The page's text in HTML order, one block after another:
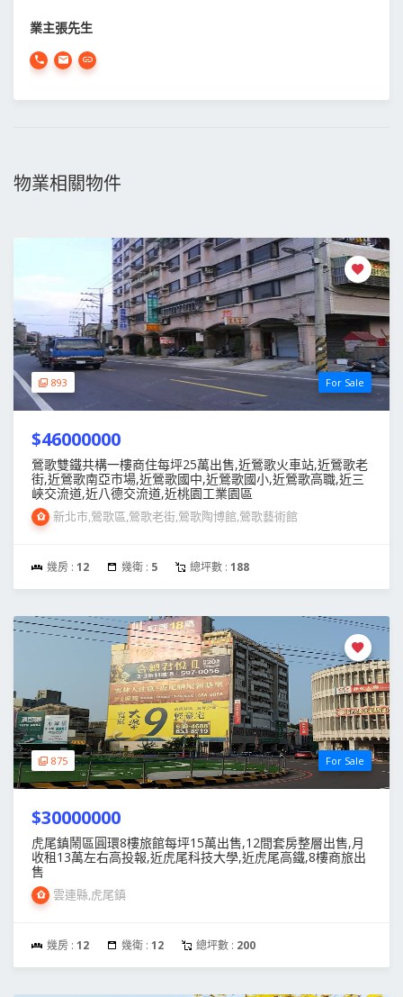
業主張先生
物業相關物件
893 For Sale
$46000000
鶯歌雙鐵共構一樓商住每坪25萬出售,近鶯歌火車站,近鶯歌老
街,近鶯歌南亞市場,近鶯歌國中,近鶯歌國小,近鶯歌高職,近三
峽交流道,近八德交流道,近桃園工業園區
新北市,鶯歌區,鶯歌老街,鶯歌陶博館,鶯歌藝術館
幾房 : 12 幾衛 : 5 總坪數 : 188
875 For Sale
$30000000
虎尾鎮鬧區圓環8樓旅館每坪15萬出售,12間套房整層出售,月
收租13萬左右高投報,近虎尾科技大學,近虎尾高鐵,8樓商旅出
售
雲連縣,虎尾鎮
幾房 : 12 幾衛 : 12 總坪數 : 200